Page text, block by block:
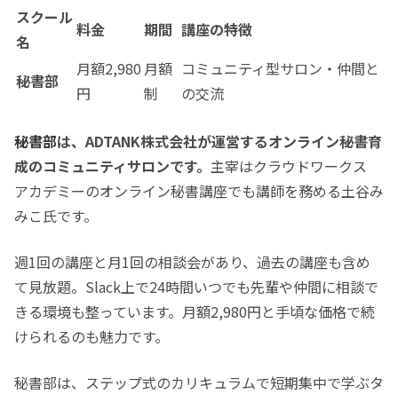
スクール
名
料金 期間 講座の特徴
秘書部
月額2,980
円
月額
制
コミュニティ型サロン・仲間と
の交流
秘書部は、ADTANK株式会社が運営するオンライン秘書育
成のコミュニティサロンです。 主宰はクラウドワークス
アカデミーのオンライン秘書講座でも講師を務める土谷み
みこ氏です。
週1回の講座と月1回の相談会があり、過去の講座も含め
て見放題。Slack上で24時間いつでも先輩や仲間に相談で
きる環境も整っています。月額2,980円と手頃な価格で続
けられるのも魅力です。
秘書部は、ステップ式のカリキュラムで短期集中で学ぶタ